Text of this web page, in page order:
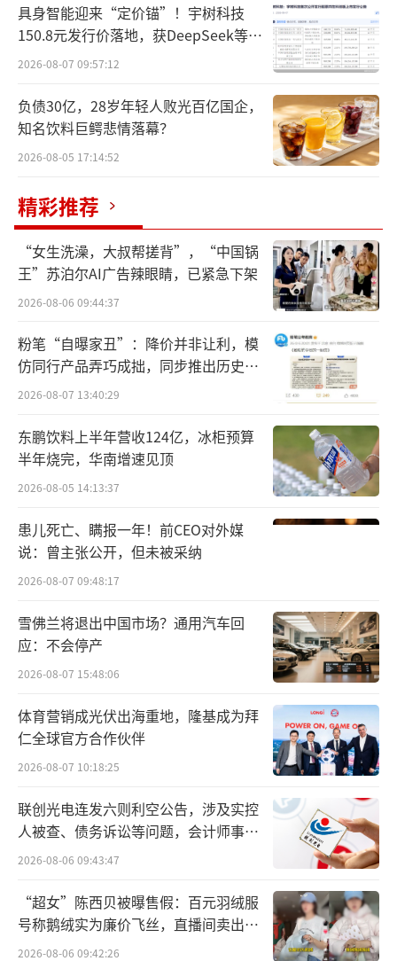
具身智能迎来“定价锚”！宇树科技
150.8元发行价落地，获DeepSeek等豪
华战配加持
2026-08-07 09:57:12
负债30亿，28岁年轻人败光百亿国企，
知名饮料巨鳄悲情落幕？
2026-08-05 17:14:52
精彩推荐
“女生洗澡，大叔帮搓背”，“中国锅
王”苏泊尔AI广告辣眼睛，已紧急下架
2026-08-06 09:44:37
粉笔“自曝家丑”：降价并非让利，模
仿同行产品弄巧成拙，同步推出历史学
员退费方案
2026-08-07 13:40:29
东鹏饮料上半年营收124亿，冰柜预算
半年烧完，华南增速见顶
2026-08-05 14:13:37
患儿死亡、瞒报一年！前CEO对外媒
说：曾主张公开，但未被采纳
2026-08-07 09:48:17
雪佛兰将退出中国市场？通用汽车回
应：不会停产
2026-08-07 15:48:06
体育营销成光伏出海重地，隆基成为拜
仁全球官方合作伙伴
2026-08-07 10:18:25
联创光电连发六则利空公告，涉及实控
人被查、债务诉讼等问题，会计师事务
所曾出具“保留意见”
2026-08-06 09:43:47
“超女”陈西贝被曝售假：百元羽绒服
号称鹅绒实为廉价飞丝，直播间卖出超
百万元
2026-08-06 09:42:26